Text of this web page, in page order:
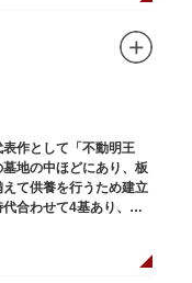
作として「不動明王
地の中ほどにあり、板
て供養を行うため建立
合わせて4基あり、
ています。